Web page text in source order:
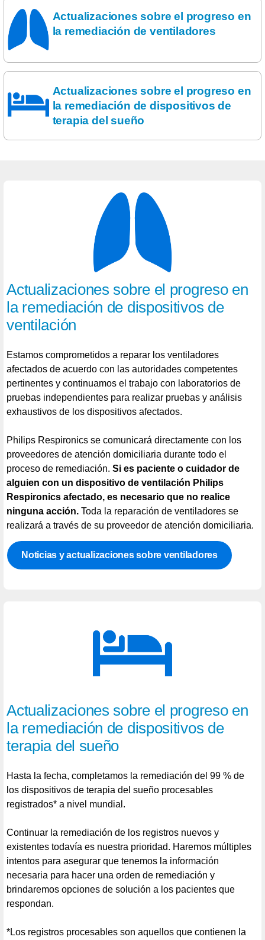
Actualizaciones sobre el progreso en
la remediación de ventiladores
Actualizaciones sobre el progreso en
la remediación de dispositivos de
terapia del sueño
Actualizaciones sobre el progreso en
la remediación de dispositivos de
ventilación
Estamos comprometidos a reparar los ventiladores
afectados de acuerdo con las autoridades competentes
pertinentes y continuamos el trabajo con laboratorios de
pruebas independientes para realizar pruebas y análisis
exhaustivos de los dispositivos afectados.
Philips Respironics se comunicará directamente con los
proveedores de atención domiciliaria durante todo el
proceso de remediación.Si es paciente o cuidador de
alguien con un dispositivo de ventilación Philips
Respironics afectado, es necesario que no realice
ninguna acción. Toda la reparación de ventiladores se
realizará a través de su proveedor de atención domiciliaria.
Noticias y actualizaciones sobre ventiladores
Actualizaciones sobre el progreso en
la remediación de dispositivos de
terapia del sueño
Hasta la fecha, completamos la remediación del 99 % de
los dispositivos de terapia del sueño procesables
registrados* a nivel mundial.
Continuar la remediación de los registros nuevos y
existentes todavía es nuestra prioridad. Haremos múltiples
intentos para asegurar que tenemos la información
necesaria para hacer una orden de remediación y
brindaremos opciones de solución a los pacientes que
respondan.
*Los registros procesables son aquellos que contienen la